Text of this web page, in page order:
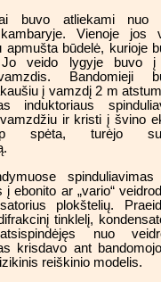
buvo atliekami nuo
Vienoje jos
apmušta būdelė, kurioje
Jo veido lygyje buvo į
Bandomieji
į vamzdį 2 m
induktoriaus
ir kristi į švino
spėta, turėjo
į ebonito ar „vario“
plokštelių.
tinklelį,
nuo
krisdavo ant
reiškinio modelis.